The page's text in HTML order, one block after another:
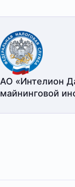
АО «Интелион
майнинговой